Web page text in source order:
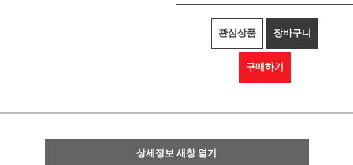
관심상품 장바구니
구매하기
상세정보 새창 열기